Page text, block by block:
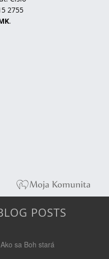
2755
.
POSTS
Ako sa Boh stará